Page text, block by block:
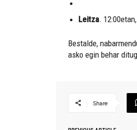
Leitza.
Bestalde,
asko egin behar
Share